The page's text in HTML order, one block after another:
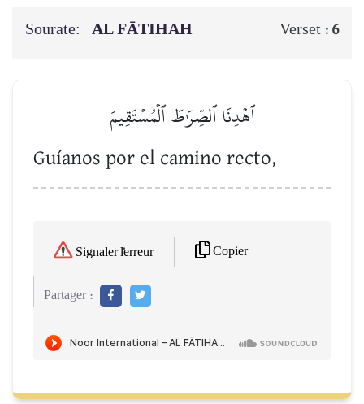
Sourate: AL FĀTIHAH Verset : 6
ٱهۡدِنَا ٱلصِّرَٰطَ ٱلۡمُسۡتَقِيمَ
Guíanos por el camino recto,
Signaler l'erreur Copier
Partager :